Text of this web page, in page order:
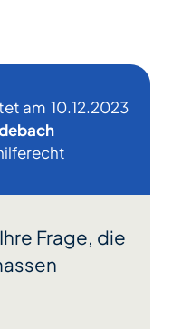
am 10.12.2023
Frage, die